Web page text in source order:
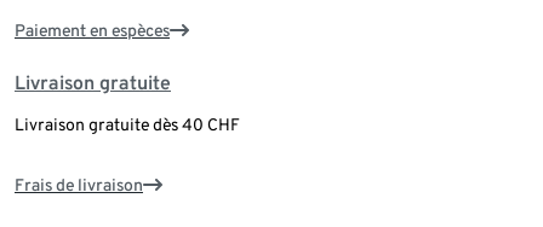
Paiement en espèces
Livraison gratuite
Livraison gratuite dès 40 CHF
Frais de livraison